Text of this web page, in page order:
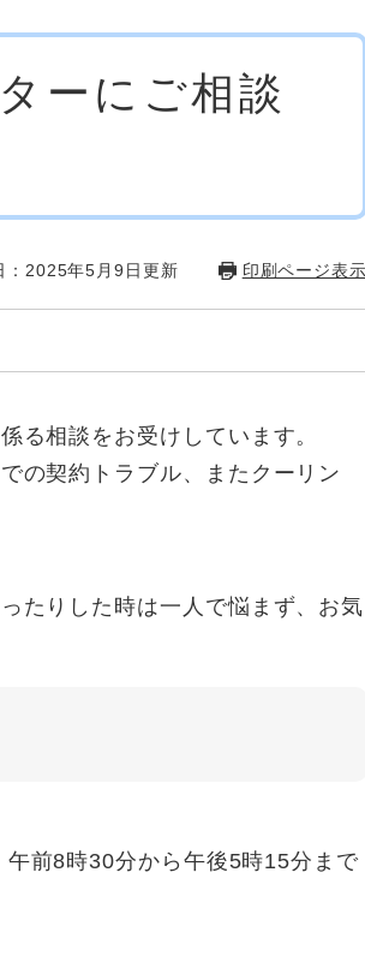
ーにご相談
：2025年5月9日更新 印刷ページ表示
る相談をお受けしています。
の契約トラブル、またクーリン
たりした時は一人で悩まず、お気
前8時30分から午後5時15分まで